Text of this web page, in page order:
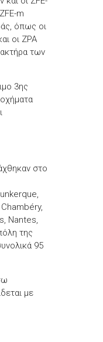
m
όπως οι
οι ZPA
των
3ης
στο
Nantes,
της
95
με